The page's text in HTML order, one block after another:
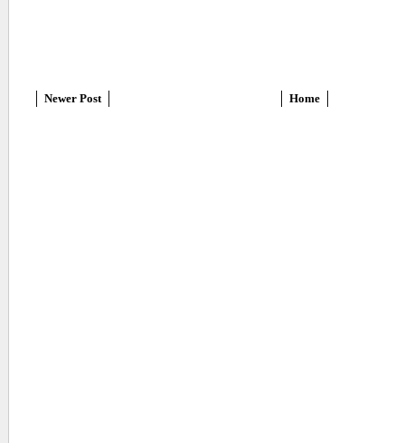
Newer Post Home